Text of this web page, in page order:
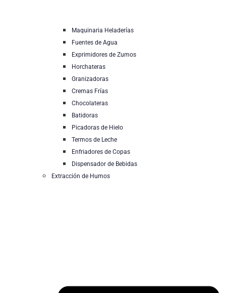
Maquinaria Heladerías
Fuentes de Agua
Exprimidores de Zumos
Horchateras
Granizadoras
Cremas Frías
Chocolateras
Batidoras
Picadoras de Hielo
Termos de Leche
Enfriadores de Copas
Dispensador de Bebidas
Extracción de Humos